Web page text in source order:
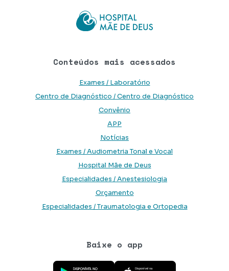
Conteúdos mais acessados
Exames / Laboratório
Centro de Diagnóstico / Centro de Diagnóstico
Convênio
APP
Notícias
Exames / Audiometria Tonal e Vocal
Hospital Mãe de Deus
Especialidades / Anestesiologia
Orçamento
Especialidades / Traumatologia e Ortopedia
Baixe o app
Baixe o aplicativo na Google Play Store
Baixe o aplicativo na App Store